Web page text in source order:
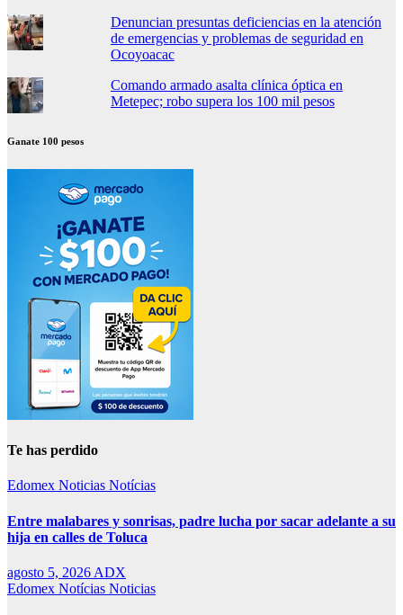
Denuncian presuntas deficiencias en la atención
de emergencias y problemas de seguridad en
Ocoyoacac
Comando armado asalta clínica óptica en
Metepec; robo supera los 100 mil pesos
Ganate 100 pesos
Te has perdido
Edomex Noticias Notícias
Entre malabares y sonrisas, padre lucha por sacar adelante a su
hija en calles de Toluca
agosto 5, 2026 ADX
Edomex Notícias Noticias